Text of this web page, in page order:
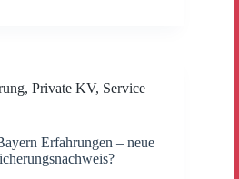
, Private KV, Service
Erfahrungen – neue